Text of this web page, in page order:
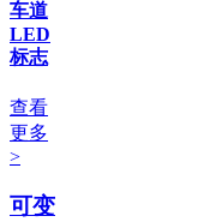
车道
LED
标志
查看
更多
>
可变